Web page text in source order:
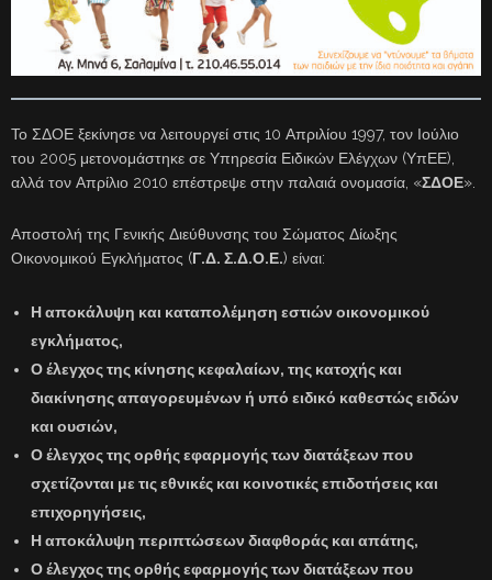
Το ΣΔΟΕ ξεκίνησε να λειτουργεί στις 10 Απριλίου 1997, τον Ιούλιο
του 2005 μετονομάστηκε σε Υπηρεσία Ειδικών Ελέγχων (ΥπΕΕ),
αλλά τον Απρίλιο 2010 επέστρεψε στην παλαιά ονομασία, «ΣΔΟΕ».
Αποστολή της Γενικής Διεύθυνσης του Σώματος Δίωξης
Οικονομικού Εγκλήματος (Γ.Δ. Σ.Δ.Ο.Ε.) είναι:
Η αποκάλυψη και καταπολέμηση εστιών οικονομικού
εγκλήματος,
Ο έλεγχος της κίνησης κεφαλαίων, της κατοχής και
διακίνησης απαγορευμένων ή υπό ειδικό καθεστώς ειδών
και ουσιών,
Ο έλεγχος της ορθής εφαρμογής των διατάξεων που
σχετίζονται με τις εθνικές και κοινοτικές επιδοτήσεις και
επιχορηγήσεις,
Η αποκάλυψη περιπτώσεων διαφθοράς και απάτης,
Ο έλεγχος της ορθής εφαρμογής των διατάξεων που